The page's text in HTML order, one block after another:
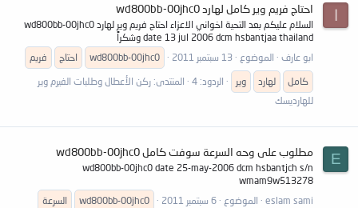
ا احتاج فريم وير كامل لهارد wd800bb-00jhc0
السلام عليكم بعد التحية اخواني الاعزاء احتاج فريم وير لهارد wd800bb-00jhc0
date 13 jul 2006 dcm hsbantjaa thailand وشكراً
ابو عارف
الموضوع 13 سبتمبر 2011 wd800bb-00jhc0 احتاج
فريم
كامل
لهارد وير الردود: 4 المنتدى: ركن الأعطال وطلبات الفيرم وير
للهارديسك
E مطلوب على وحه السرعة سوفت كامل wd800bb-00jhc0
wd800bb-00jhc0 date 25-may-2006 dcm hsbantjch s/n
wmam9w513278
eslam sami
الموضوع 6 سبتمبر 2011 wd800bb-00jhc0
السرعة